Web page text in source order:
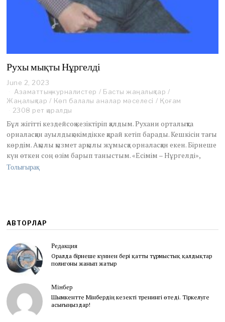
Рухы мықты Нұргелді
June 2, 2023
u
n
e
,
2
0
2
Азаматтық журналистер / Басты жаңалықтар /
Жаңалықтар / Көп балалы аналар мәселесі / Қоғам
2308 рет қаралды
Бұл жігітті кездейсоқ кезіктіріп қалдым. Руха­ни орталықта
орналасқан ауылдық әкімдікке қарай кетіп барады. Кешкісін тағы
көрдім. Ақылы қызмет арқылы жұмысқа орналасқан екен. Бірнеше
күн өткен соң өзім барып таныстым. «Есімім – Нұргелді»,
Толығырақ
АВТОРЛАР
Редакция
Оралда бірнеше күннен бері қатты тұрмыстық қалдықтар
полигоны жанып жатыр
Мінбер
Шымкентте Мінбердің кезекті тренингі өтеді. Тіркелуге
асығыңыздар!